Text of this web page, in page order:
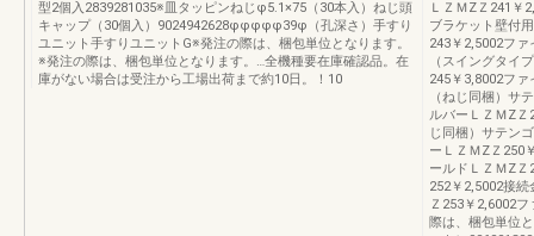
型2個入2839281035※皿タッピンねじφ5.1×75（30本入）ねじ頭
キャップ（30個入）9024942628φφφφφ39φ（孔深さ）手すり
ユニット手すりユニットG※発注の際は、梱包単位となります。
※発注の際は、梱包単位となります。…全機種要在庫確認品。在
庫がない場合は受注から工場出荷まで約10日。！10
ＬＺＭZＺ241￥
ブラケット壁付
243￥2,5002フ
（スイングタイ
245￥3,8002フ
（ねじ同梱）サ
ルバーＬＺＭZ
じ同梱）サテン
ーＬＺＭZＺ250
ールドＬＺＭZＺ
252￥2,5002接
Ｚ253￥2,6002
際は、梱包単位